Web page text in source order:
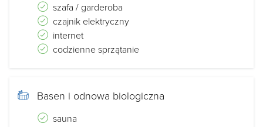
szafa / garderoba
czajnik elektryczny
internet
codzienne sprzątanie
Basen i odnowa biologiczna
sauna